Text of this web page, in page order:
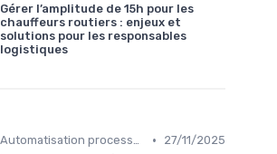
Gérer l’amplitude de 15h pour les
chauffeurs routiers : enjeux et
solutions pour les responsables
logistiques
Automatisation processus •
27/11/2025